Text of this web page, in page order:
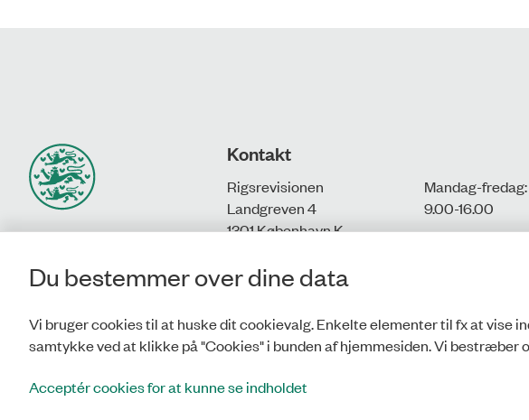
Kontakt
Rigsrevisionen
Landgreven 4
1301 København K
T: 33 92 84 00
Mandag-fredag:
9.00-16.00​
Du bestemmer over dine data
Vi bruger cookies til at huske dit cookievalg. Enkelte elementer til fx at
samtykke ved at klikke på "Cookies" i bunden af hjemmesiden. Vi bestræber
Acceptér cookies for at kunne se indholdet